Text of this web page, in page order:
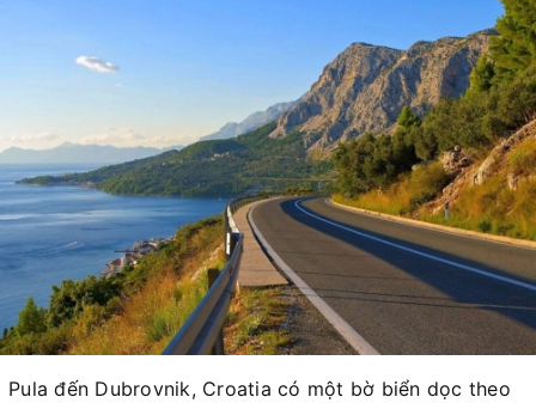
Pula đến Dubrovnik, Croatia có một bờ biển dọc theo